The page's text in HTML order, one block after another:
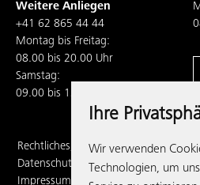
Ihre
Wir verwenden
Technologien, um
Weitere Anliegen
+41 62 865 44 44
Montag bis Freitag:
08.00 bis 20.00 Uhr
Samstag:
09.00 bis 13.00 Uhr
Rechtliches,
Datenschutz und
Impressum